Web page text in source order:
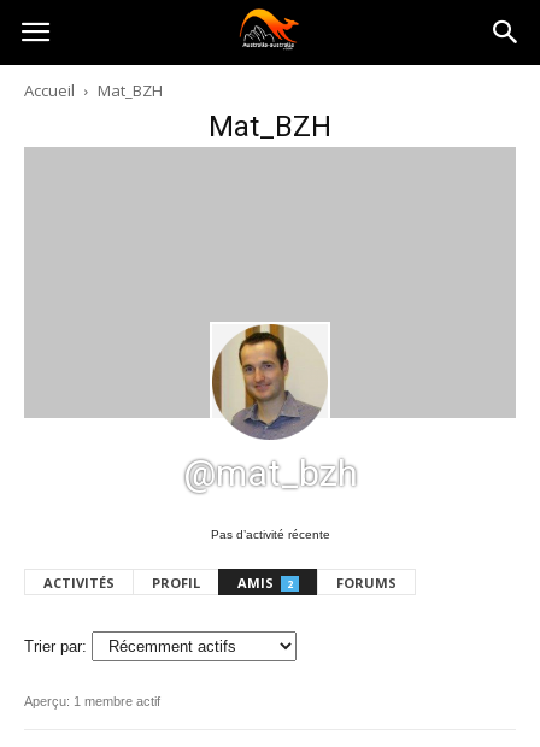
Australia-
australie.com
Accueil Mat_BZH
Mat_BZH
@mat_bzh
Pas d’activité récente
ACTIVITÉS PROFIL AMIS 2 FORUMS
Trier par:
Aperçu: 1 membre actif